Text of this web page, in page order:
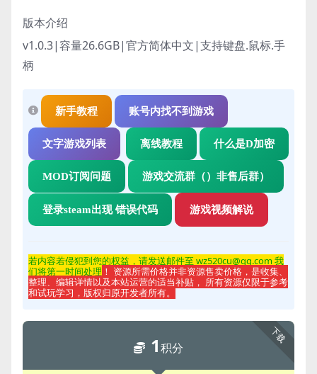
版本介绍
v1.0.3|容量26.6GB|官方简体中文|支持键盘.鼠标.手
柄
新手教程 账号内找不到游戏
文字游戏列表 离线教程 什么是D加密
MOD订阅问题 游戏交流群（）非售后群）
登录steam出现 错误代码 游戏视频解说
若内容若侵犯到您的权益，请发送邮件至 wz520cu@qq.com 我
们将第一时间处理 ！ 资源所需价格并非资源售卖价格，是收集、
整理、编辑详情以及本站运营的适当补贴， 所有资源仅限于参考
和试玩学习，版权归原开发者所有。
下载
1积分